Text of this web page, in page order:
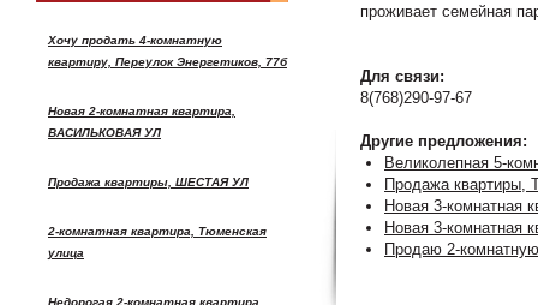
Хочу продать 4-комнатную
квартиру, Переулок Энергетиков, 77б
Новая 2-комнатная квартира,
ВАСИЛЬКОВАЯ УЛ
Продажа квартиры, ШЕСТАЯ УЛ
2-комнатная квартира, Тюменская
улица
Недорогая 2-комнатная квартира,
проживает семейная
Для связи:
8(768)290-97-67
Другие предложения:
Великолепная 5-
Продажа квартиры,
Новая 3-
Новая 3-комнатная
Продаю 2-